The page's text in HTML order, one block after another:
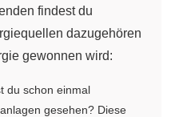
findest du
dazugehören
gewonnen wird:
du schon einmal
gesehen? Diese